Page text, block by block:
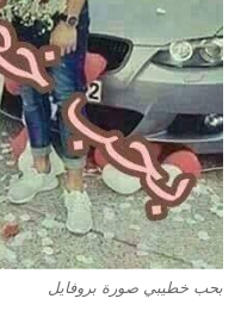
بحب خطيبي صورة بروفايل